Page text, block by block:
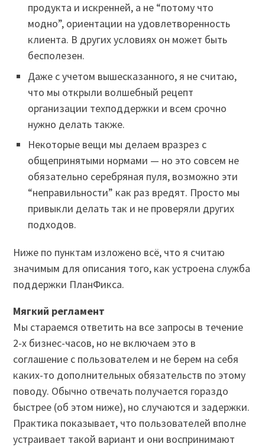
продукта и искренней, а не “потому что
модно”, ориентации на удовлетворенность
клиента. В других условиях он может быть
бесполезен.
Даже с учетом вышесказанного, я не считаю,
что мы открыли волшебный рецепт
организации техподдержки и всем срочно
нужно делать также.
Некоторые вещи мы делаем вразрез с
общепринятыми нормами — но это совсем не
обязательно серебряная пуля, возможно эти
“неправильности” как раз вредят. Просто мы
привыкли делать так и не проверяли других
подходов.
Ниже по пунктам изложено всё, что я считаю
значимым для описания того, как устроена служба
поддержки ПланФикса.
Мягкий регламент
Мы стараемся ответить на все запросы в течение
2-х бизнес-часов, но не включаем это в
соглашение с пользователем и не берем на себя
каких-то дополнительных обязательств по этому
поводу. Обычно отвечать получается гораздо
быстрее (об этом ниже), но случаются и задержки.
Практика показывает, что пользователей вполне
устраивает такой вариант и они воспринимают